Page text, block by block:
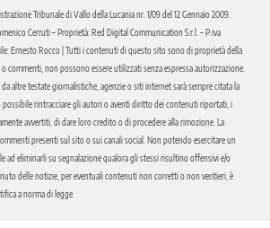
Tribunale di Vallo della Lucania nr. 1/09 del 12 Gennaio 2009.
Cerruti – Proprietà: Red Digital Communication S.r.l. – P.iva
Ernesto Rocco | Tutti i contenuti di questo sito sono di proprietà della
commenti, non possono essere utilizzati senza espressa autorizzazione.
altre testate giornalistiche, agenzie o siti internet sarà sempre citata la
possibile rintracciare gli autori o aventi diritto dei contenuti riportati, i
avvertiti, di dare loro credito o di procedere alla rimozione. La
presenti sul sito o sui canali social. Non potendo esercitare un
ad eliminarli su segnalazione qualora gli stessi risultino offensivi e/o
delle notizie, per eventuali contenuti non corretti o non veritieri, è
a norma di legge.